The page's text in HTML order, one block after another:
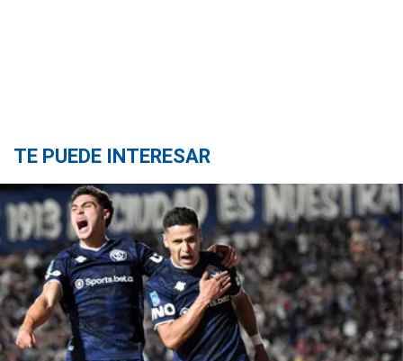
TE PUEDE INTERESAR